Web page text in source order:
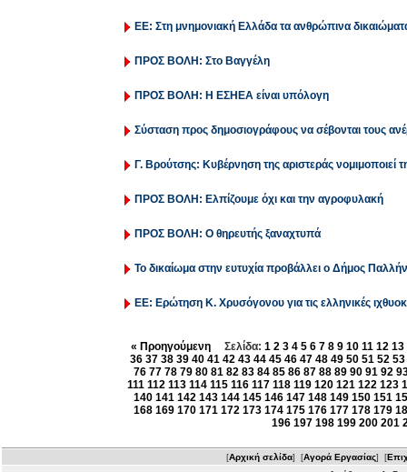
ΕΕ: Στη μνημονιακή Ελλάδα τα ανθρώπινα
ΠΡΟΣ ΒΟΛΗ: Στο Βαγγέλη
ΠΡΟΣ ΒΟΛΗ: Η ΕΣΗΕΑ είναι υπόλογη
Σύσταση προς δημοσιογράφους να σέβονται τους
Γ. Βρούτσης: Κυβέρνηση της αριστεράς νομιμοποιεί
ΠΡΟΣ ΒΟΛΗ: Ελπίζουμε όχι και την αγροφυλακή
ΠΡΟΣ ΒΟΛΗ: Ο θηρευτής ξαναχτυπά
Το δικαίωμα στην ευτυχία προβάλλει ο Δήμος
ΕΕ: Ερώτηση Κ. Χρυσόγονου για τις ελληνικές
« ΠροηγούμενηΣελίδα: 1 2 3 4 5 6 7 8 9 10 11 12 13
36 37 38 39 40 41 42 43 44 45 46 47 48 49 50 51 52 53
76 77 78 79 80 81 82 83 84 85 86 87 88 89 90 91 92
111 112 113 114 115 116 117 118 119 120 121 122 123
140 141 142 143 144 145 146 147 148 149 150 151
168 169 170 171 172 173 174 175 176 177 178 179
196 197 198 199 200 201
[Αρχική σελίδα] [Αγορά Εργασίας] [